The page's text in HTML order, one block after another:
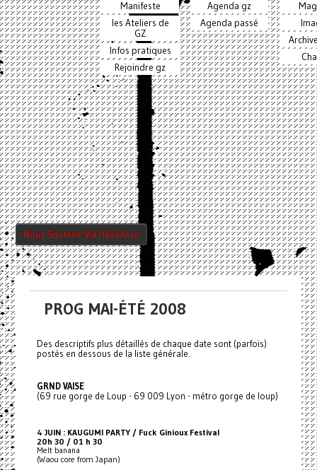
Manifeste
les Ateliers de
GZ
Infos pratiques
Rejoindre gz
Agenda gz
Agenda passé
Nous Soutenir Via HelloAsso
PROG MAI-ÉTÉ 2008
Des descriptifs plus détaillés de chaque date sont (parfois)
postés en dessous de la liste générale.
GRND VAISE
(69 rue gorge de Loup - 69 009 Lyon - métro gorge de loup)
4 JUIN : KAUGUMI PARTY / Fuck Ginioux Festival
20h 30 / 01 h 30
Melt banana
(Waou core from Japan)